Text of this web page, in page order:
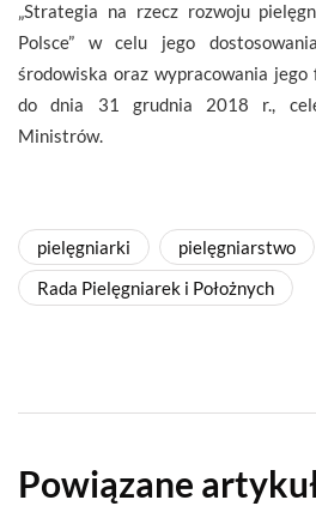
„Strategia na rzecz rozwoju
Polsce” w celu jego
środowiska oraz wypracowania
do dnia 31 grudnia 2018 r.,
Ministrów.
pielęgniarki
pielęgniarstwo
Rada Pielęgniarek i Położnych
Powiązane